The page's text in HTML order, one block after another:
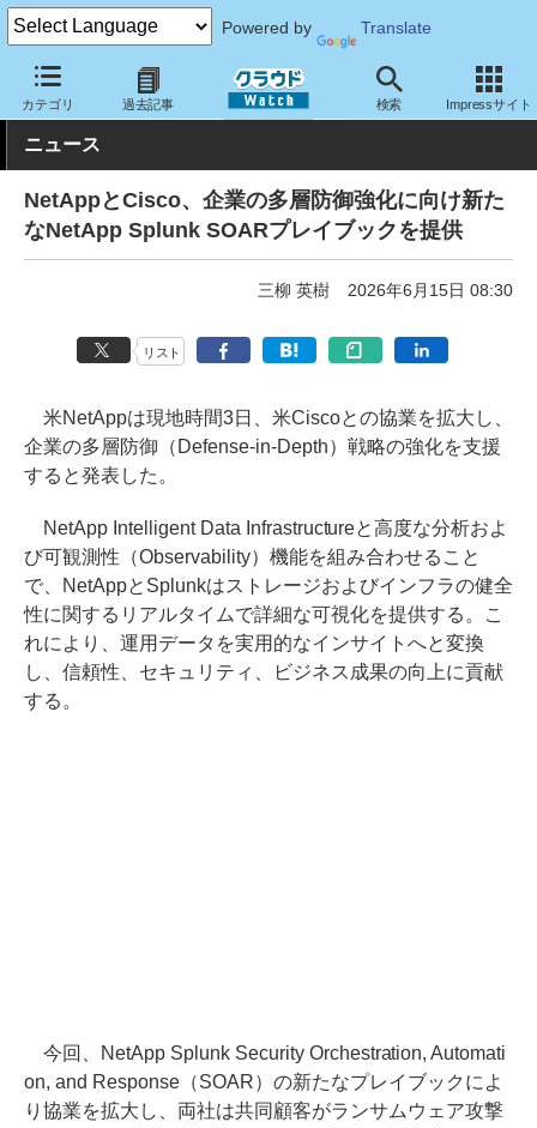
Powered by Translate
カテゴリ 過去記事 検索 Impressサイト
クラウド Watch セキュリティ その他
ニュース
NetAppとCisco、企業の多層防御強化に向け新た
なNetApp Splunk SOARプレイブックを提供
三柳 英樹 2026年6月15日 08:30
リスト
米NetAppは現地時間3日、米Ciscoとの協業を拡大し、
企業の多層防御（Defense-in-Depth）戦略の強化を支援
すると発表した。
NetApp Intelligent Data Infrastructureと高度な分析およ
び可観測性（Observability）機能を組み合わせること
で、NetAppとSplunkはストレージおよびインフラの健全
性に関するリアルタイムで詳細な可視化を提供する。こ
れにより、運用データを実用的なインサイトへと変換
し、信頼性、セキュリティ、ビジネス成果の向上に貢献
する。
今回、NetApp Splunk Security Orchestration, Automati
on, and Response（SOAR）の新たなプレイブックによ
り協業を拡大し、両社は共同顧客がランサムウェア攻撃